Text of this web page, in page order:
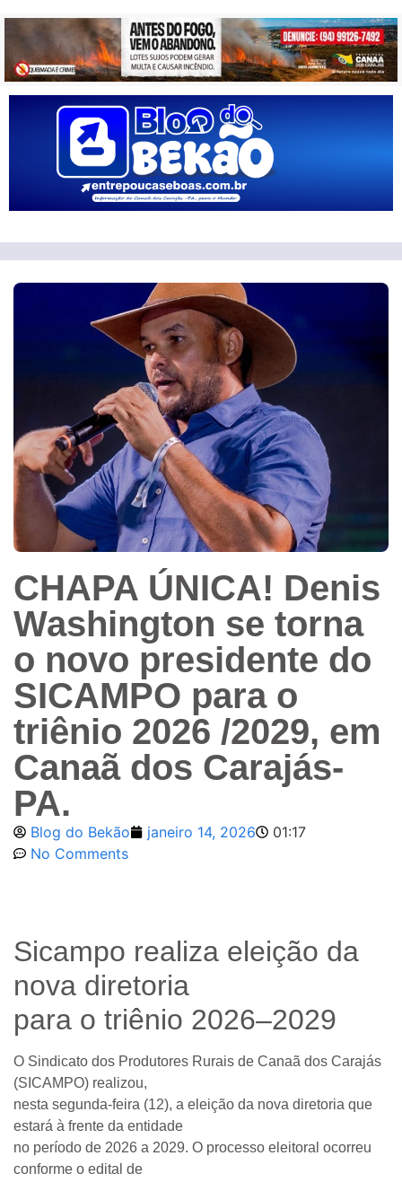
CHAPA ÚNICA! Denis
Washington se torna
o novo presidente do
SICAMPO para o
triênio 2026 /2029, em
Canaã dos Carajás-
PA.
Blog do Bekão janeiro 14, 2026
01:17
No Comments
Sicampo realiza eleição da
nova diretoria
para o triênio 2026–2029
O Sindicato dos Produtores Rurais de Canaã dos Carajás
(SICAMPO) realizou,
nesta segunda-feira (12), a eleição da nova diretoria que
estará à frente da entidade
no período de 2026 a 2029. O processo eleitoral ocorreu
conforme o edital de